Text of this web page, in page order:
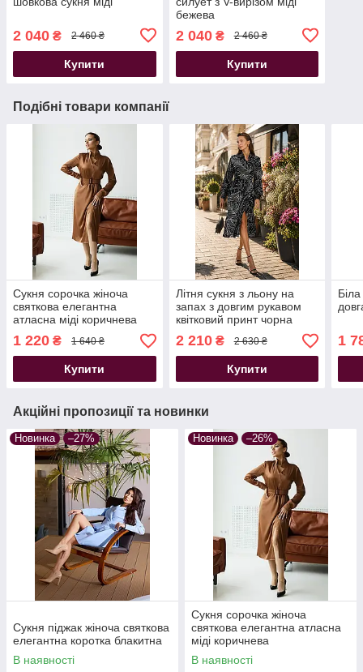
2 040 ₴ 2 460 ₴
Купити
бежева
2 040₴ 2 460 ₴
Купити
Подібні товари компанії
Сукня сорочка жіноча
святкова елегантна
атласна міді коричнева
1 220 ₴ 1 640 ₴
Купити
Літня сукня з льону на
запах з довгим рукавом
квітковий принт чорна
2 210₴ 2 630 ₴
Купити
1
Акційні пропозиції та новинки
Новинка –27%
Сукня піджак жіноча святкова
елегантна коротка блакитна
В наявності
Новинка –26%
Сукня сорочка жіноча
святкова елегантна атласна
міді коричнева
В наявності